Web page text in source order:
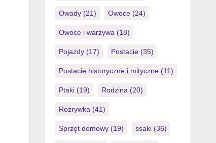
Owady(21) Owoce(24)
Owoce i warzywa(18)
Pojazdy(17) Postacie(35)
Postacie historyczne i mityczne(11)
Ptaki(19) Rodzina(20)
Rozrywka(41)
Sprzęt domowy(19) ssaki(36)